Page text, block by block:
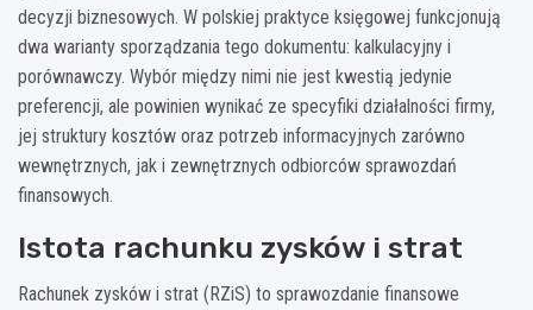
decyzji biznesowych. W polskiej praktyce księgowej funkcjonują
dwa warianty sporządzania tego dokumentu: kalkulacyjny i
porównawczy. Wybór między nimi nie jest kwestią jedynie
preferencji, ale powinien wynikać ze specyfiki działalności firmy,
jej struktury kosztów oraz potrzeb informacyjnych zarówno
wewnętrznych, jak i zewnętrznych odbiorców sprawozdań
finansowych.
Istota rachunku zysków i strat
Rachunek zysków i strat (RZiS) to sprawozdanie finansowe